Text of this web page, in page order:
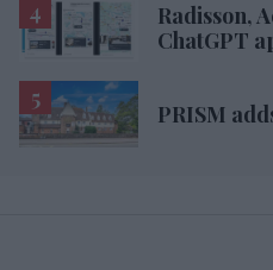
Radisson,
ChatGPT
PRISM